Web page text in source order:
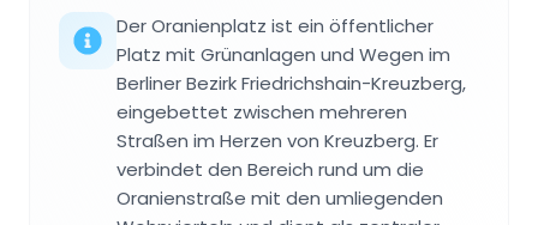
Der Oranienplatz ist ein öffentlicher
Platz mit Grünanlagen und Wegen im
Berliner Bezirk Friedrichshain-Kreuzberg,
eingebettet zwischen mehreren
Straßen im Herzen von Kreuzberg. Er
verbindet den Bereich rund um die
Oranienstraße mit den umliegenden